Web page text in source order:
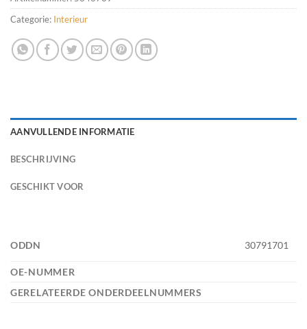
Categorie: Interieur
AANVULLENDE INFORMATIE
BESCHRIJVING
GESCHIKT VOOR
ODDN 30791701
OE-NUMMER
GERELATEERDE ONDERDEELNUMMERS